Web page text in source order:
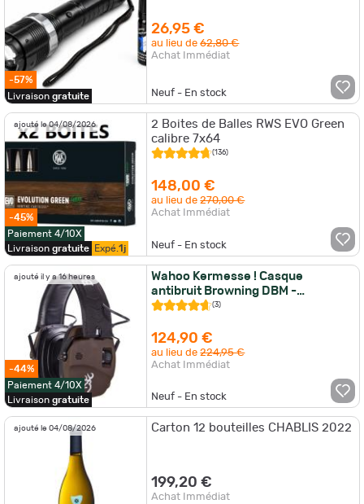
-57%
Livraison gratuite
26,95 €
au lieu de62,80 €
Achat Immédiat
Neuf - En stock
ajouté le 04/08/2026
-45%
Paiement 4/10X
Livraison gratuite Expé. 1j
2 Boites de Balles RWS EVO Green
calibre 7x64
(136)
148,00 €
au lieu de270,00 €
Achat Immédiat
Neuf - En stock
ajouté il y a 16 heures
-44%
Paiement 4/10X
Livraison gratuite
Wahoo Kermesse ! Casque
antibruit Browning DBM -
Bluetooth (3)
124,90 €
au lieu de224,95 €
Achat Immédiat
Neuf - En stock
ajouté le 04/08/2026 Carton 12 bouteilles CHABLIS 2022
199,20 €
Achat Immédiat